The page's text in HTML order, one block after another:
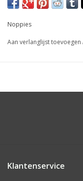
ontvangt – is werkelijk
Noppies
Aan verlanglijst toevoegen
Klantenservice